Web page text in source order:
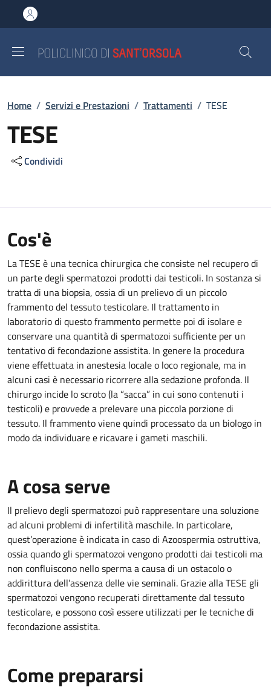
al contenuto principale
to footer content
Briciole di pane
Home / Servizi e Prestazioni / Trattamenti / TESE
TESE
Condividi
Cos'è
La TESE è una tecnica chirurgica che consiste nel recupero di
un parte degli spermatozoi prodotti dai testicoli. In sostanza si
tratta di una biopsia, ossia di un prelievo di un piccolo
frammento del tessuto testicolare. Il trattamento in
laboratorio di questo frammento permette poi di isolare e
conservare una quantità di spermatozoi sufficiente per un
tentativo di fecondazione assistita. In genere la procedura
viene effettuata in anestesia locale o loco regionale, ma in
alcuni casi è necessario ricorrere alla sedazione profonda. Il
chirurgo incide lo scroto (la “sacca” in cui sono contenuti i
testicoli) e provvede a prelevare una piccola porzione di
tessuto. Il frammento viene quindi processato da un biologo in
modo da individuare e ricavare i gameti maschili.
A cosa serve
Il prelievo degli spermatozoi può rappresentare una soluzione
ad alcuni problemi di infertilità maschile. In particolare,
quest’operazione è indicata in caso di Azoospermia ostruttiva,
ossia quando gli spermatozoi vengono prodotti dai testicoli ma
non confluiscono nello sperma a causa di un ostacolo o
addirittura dell’assenza delle vie seminali. Grazie alla TESE gli
spermatozoi vengono recuperati direttamente dal tessuto
testicolare, e possono così essere utilizzati per le tecniche di
fecondazione assistita.
Come prepararsi